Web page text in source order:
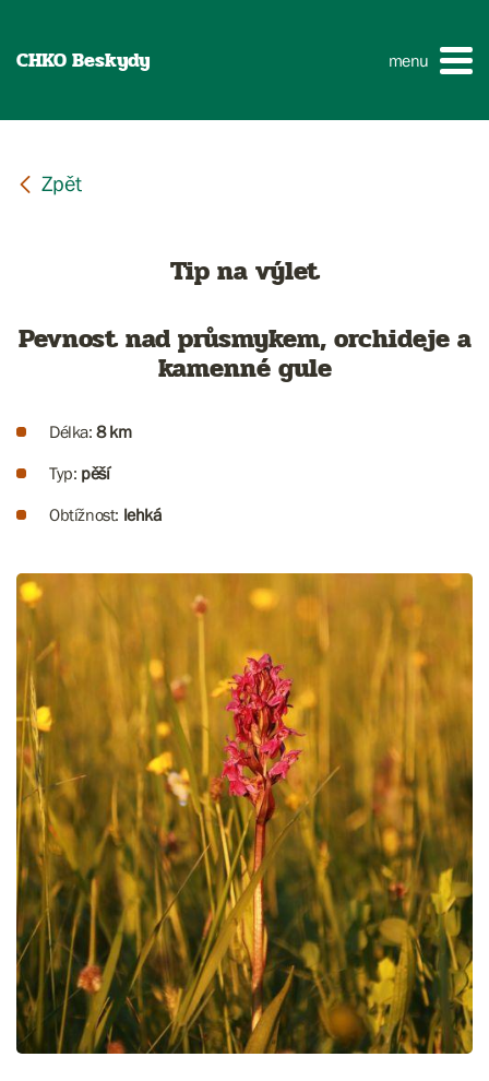
CHKO Beskydy menu
Tip na výlet
Pevnost nad průsmykem, orchideje a
kamenné gule
Délka:8 km
Typ: pěší
Obtížnost: lehká